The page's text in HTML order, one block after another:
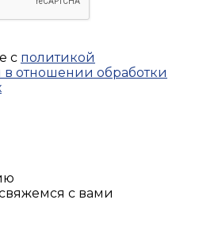
с политикой
отношении обработки
с вами